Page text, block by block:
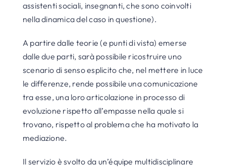
assistenti sociali, insegnanti, che sono coinvolti
nella dinamica del caso in questione).
A partire dalle teorie (e punti di vista) emerse
dalle due parti, sarà possibile ricostruire uno
scenario di senso esplicito che, nel mettere in luce
le differenze, rende possibile una comunicazione
tra esse, una loro articolazione in processo di
evoluzione rispetto all’empasse nella quale si
trovano, rispetto al problema che ha motivato la
mediazione.
Il servizio è svolto da un’équipe multidisciplinare